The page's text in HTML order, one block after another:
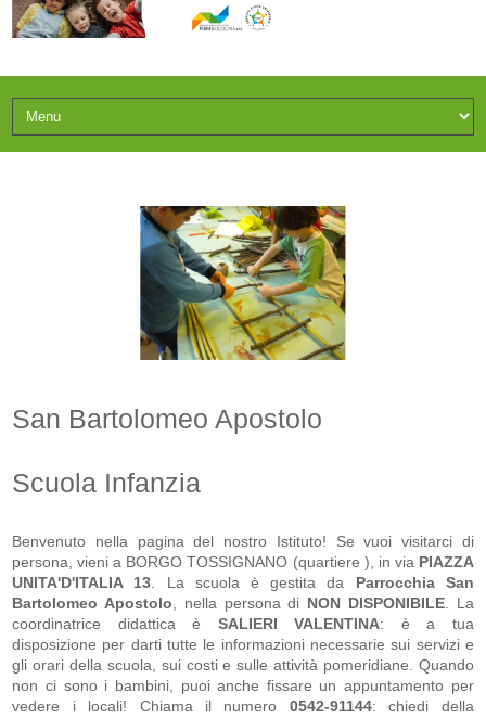
San Bartolomeo Apostolo
Scuola Infanzia
Benvenuto nella pagina del nostro Istituto! Se vuoi visitarci di
persona, vieni a BORGO TOSSIGNANO (quartiere ), in via PIAZZA
UNITA'D'ITALIA 13 . La scuolaè gestita da Parrocchia San
Bartolomeo Apostolo , nella persona di NON DISPONIBILE . La
coordinatrice didattica è SALIERI VALENTINA: è a tua
disposizione per darti tutte le informazioni necessarie sui servizi e
gli orari della scuola, sui costi e sulle attività pomeridiane. Quando
non ci sono i bambini, puoi anche fissare un appuntamento per
vedere i locali! Chiama il numero 0542-91144: chiedi della